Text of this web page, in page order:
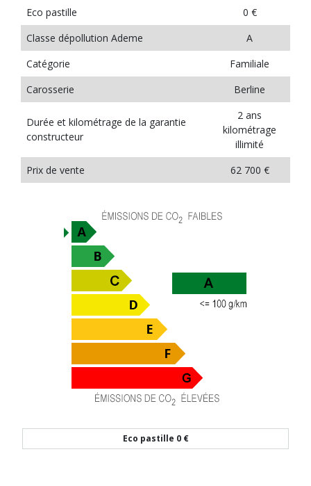
Eco pastille
0 €
Classe dépollution Ademe
A
Catégorie
Familiale
Carosserie
Berline
Durée et kilométrage de la garantie
constructeur
2 ans
kilométrage
illimité
Prix de vente
62 700 €
Eco pastille 0 €